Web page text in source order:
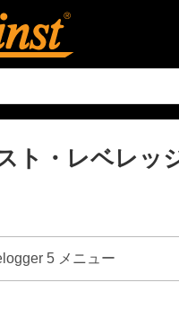
ト・レベレッ